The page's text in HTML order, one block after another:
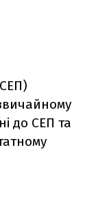
до СЕП та